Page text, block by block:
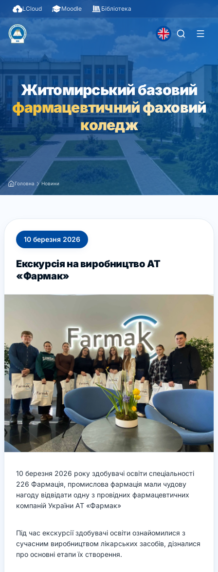
LCloud Moodle Бібліотека
Житомирський базовий
фармацевтичний фаховий
коледж
Головна Новини
10 березня 2026
Екскурсія на виробництво АТ
«Фармак»
10 березня 2026 року здобувачі освіти спеціальності
226 Фармація, промислова фармація мали чудову
нагоду відвідати одну з провідних фармацевтичних
компаній України АТ «Фармак»
Під час екскурсії здобувачі освіти ознайомилися з
сучасним виробництвом лікарських засобів, дізналися
про основні етапи їх створення.